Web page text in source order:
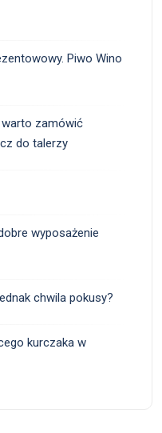
Piwo Wino
zamówić
do talerzy
wyposażenie
chwila pokusy?
kurczaka w